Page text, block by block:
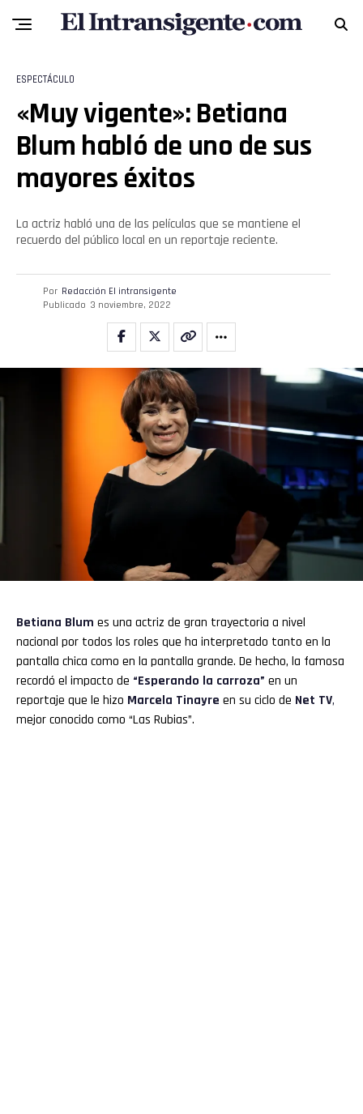
ESPECTÁCULO
«Muy vigente»: Betiana
Blum habló de uno de sus
mayores éxitos
La actriz habló una de las películas que se mantiene el
recuerdo del público local en un reportaje reciente.
Por Redacción El intransigente
Publicado 3 noviembre, 2022
Betiana Blum es una actriz de gran trayectoria a nivel
nacional por todos los roles que ha interpretado tanto en la
pantalla chica como en la pantalla grande. De hecho, la famosa
recordó el impacto de “Esperando la carroza” en un
reportaje que le hizo Marcela Tinayre en su ciclo de Net TV,
mejor conocido como “Las Rubias”.